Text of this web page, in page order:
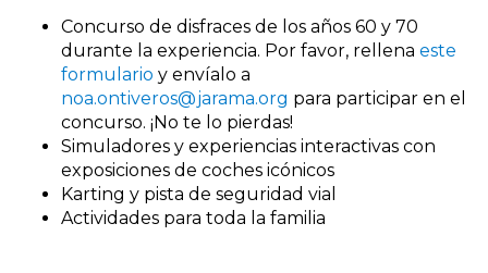
Concurso de disfraces de los años 60 y 70
durante la experiencia. Por favor, rellena este
formulario y envíalo a
noa.ontiveros@jarama.org para participar en el
concurso. ¡No te lo pierdas!
Simuladores y experiencias interactivas con
exposiciones de coches icónicos
Karting y pista de seguridad vial
Actividades para toda la familia